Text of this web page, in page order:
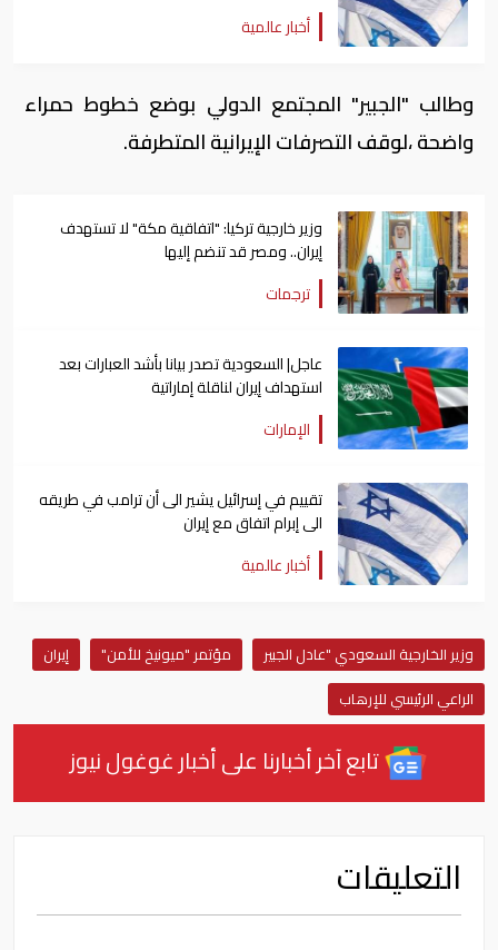
أخبار عالمية
وطالب "الجبير" المجتمع الدولي بوضع خطوط حمراء
واضحة ،لوقف التصرفات الإيرانية المتطرفة.
وزير خارجية تركيا: "اتفاقية مكة" لا تستهدف
إيران.. ومصر قد تنضم إليها
ترجمات
عاجل| السعودية تصدر بيانا بأشد العبارات بعد
استهداف إيران لناقلة إماراتية
الإمارات
تقييم في إسرائيل يشير الى أن ترامب في طريقه
الى إبرام اتفاق مع إيران
أخبار عالمية
وزير الخارجية السعودي "عادل الجبير مؤتمر "ميونيخ للأمن"
إيران
الراعي الرئيسي للإرهاب
تابع آخر أخبارنا على أخبار غوغول نيوز
التعليقات